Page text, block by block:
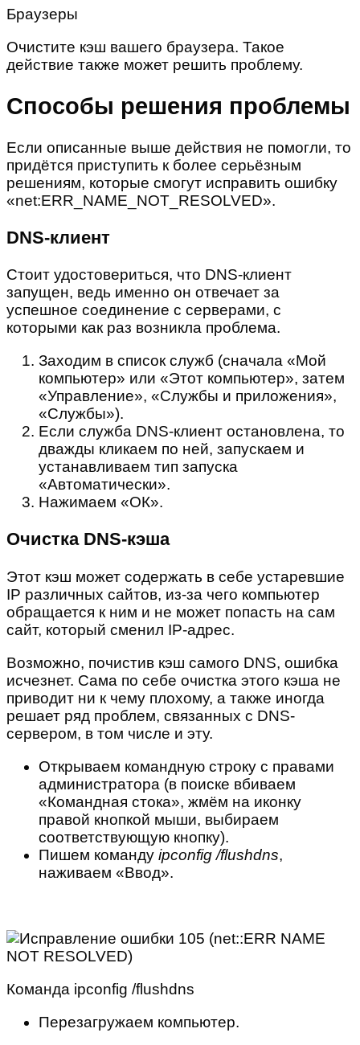
Браузеры
Очистите кэш вашего браузера. Такое
действие также может решить проблему.
Способы решения проблемы
Если описанные выше действия не помогли, то
придётся приступить к более серьёзным
решениям, которые смогут исправить ошибку
«net:ERR_NAME_NOT_RESOLVED».
DNS-клиент
Стоит удостовериться, что DNS-клиент
запущен, ведь именно он отвечает за
успешное соединение с серверами, с
которыми как раз возникла проблема.
Заходим в список служб (сначала «Мой
компьютер» или «Этот компьютер», затем
«Управление», «Службы и приложения»,
«Службы»).
Если служба DNS-клиент остановлена, то
дважды кликаем по ней, запускаем и
устанавливаем тип запуска
«Автоматически».
Нажимаем «ОК».
Очистка DNS-кэша
Этот кэш может содержать в себе устаревшие
IP различных сайтов, из-за чего компьютер
обращается к ним и не может попасть на сам
сайт, который сменил IP-адрес.
Возможно, почистив кэш самого DNS, ошибка
исчезнет. Сама по себе очистка этого кэша не
приводит ни к чему плохому, а также иногда
решает ряд проблем, связанных с DNS-
сервером, в том числе и эту.
Открываем командную строку с правами
администратора (в поиске вбиваем
«Командная стока», жмём на иконку
правой кнопкой мыши, выбираем
соответствующую кнопку).
Пишем команду ipconfig/flushdns,
наживаем «Ввод».
Команда ipconfig /flushdns
Перезагружаем компьютер.